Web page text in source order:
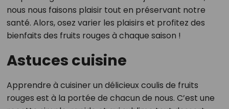
nous nous faisons plaisir tout en préservant notre
santé. Alors, osez varier les plaisirs et profitez des
bienfaits des fruits rouges à chaque saison !
Astuces cuisine
Apprendre à cuisiner un délicieux coulis de fruits
rouges est à la portée de chacun de nous. C’est une